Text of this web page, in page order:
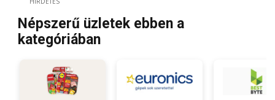
Népszerű üzletek ebben a
kategóriában